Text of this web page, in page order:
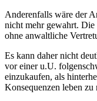
Anderenfalls wäre der
nicht mehr gewahrt. Die
ohne anwaltliche
Es kann daher nicht
vor einer u.U.
einzukaufen, als
Konsequenzen leben zu